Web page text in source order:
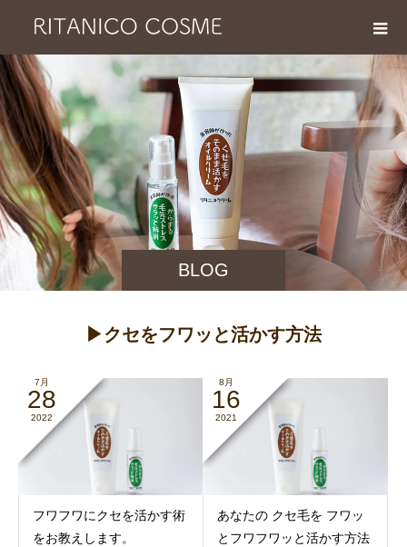
BLOG
▶︎クセをフワッと活かす方法
7月
28
2022
フワフワにクセを活かす術
をお教えします。
8月
16
2021
あなたの クセ毛を フワッ
とフワフワッと活かす方法